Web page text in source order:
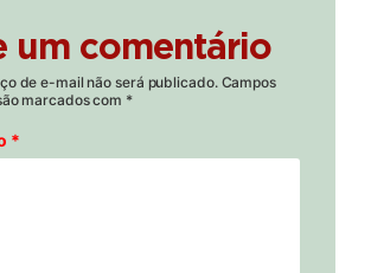
um comentário
de e-mail não será publicado. Campos
marcados com *
*